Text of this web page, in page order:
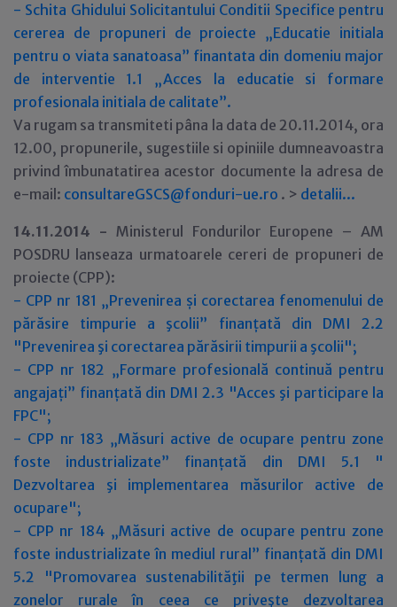
- Schita Ghidului Solicitantului Conditii Specifice pentru
cererea de propuneri de proiecte „Educatie initiala
pentru o viata sanatoasa” finantata din domeniu major
de interventie 1.1 „Acces la educatie si formare
profesionala initiala de calitate”.
Va rugam sa transmiteti pâna la data de 20.11.2014, ora
12.00, propunerile, sugestiile si opiniile dumneavoastra
privind îmbunatatirea acestor documente la adresa de
e-mail: consultareGSCS@fonduri-ue.ro . > detalii...
14.11.2014 - Ministerul Fondurilor Europene – AM
POSDRU lanseaza urmatoarele cereri de propuneri de
proiecte (CPP):
- CPP nr 181 „Prevenirea și corectarea fenomenului de
părăsire timpurie a şcolii” finanțată din DMI 2.2
"Prevenirea şi corectarea părăsirii timpurii a şcolii";
- CPP nr 182 „Formare profesională continuă pentru
angajați” finanțată din DMI 2.3 "Acces şi participare la
FPC";
- CPP nr 183 „Măsuri active de ocupare pentru zone
foste industrializate” finanțată din DMI 5.1 "
Dezvoltarea şi implementarea măsurilor active de
ocupare";
- CPP nr 184 „Măsuri active de ocupare pentru zone
foste industrializate în mediul rural” finanțată din DMI
5.2 "Promovarea sustenabilităţii pe termen lung a
zonelor rurale în ceea ce priveşte dezvoltarea